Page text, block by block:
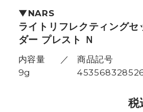
NARS
ライトリフレクティングセ
ダー プレスト Ｎ
内容量
9g
商品記号
税